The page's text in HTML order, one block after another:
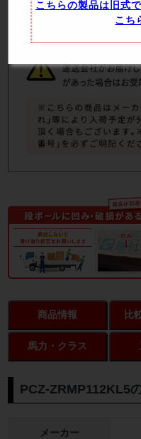
商品情報 比
馬力・クラス
PCZ-ZRMP112KL5
メーカー
こちらの製品は旧式
こち